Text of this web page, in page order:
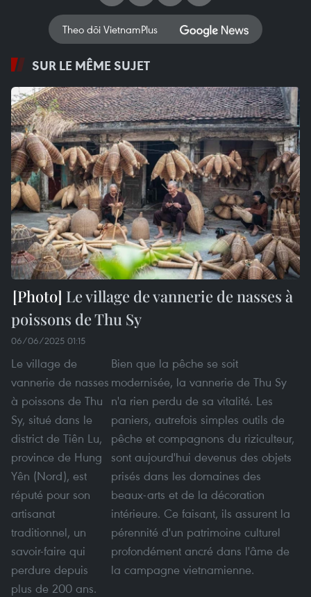
Theo dõi VietnamPlus
SUR LE MÊME SUJET
Le village de vannerie de nasses à
poissons de Thu Sy
06/06/2025 01:15
Le village de
vannerie de nasses
à poissons de Thu
Sy, situé dans le
district de Tiên Lu,
province de Hung
Yên (Nord), est
réputé pour son
artisanat
traditionnel, un
savoir-faire qui
perdure depuis
plus de 200 ans.
Bien que la pêche se soit
modernisée, la vannerie de Thu Sy
n'a rien perdu de sa vitalité. Les
paniers, autrefois simples outils de
pêche et compagnons du riziculteur,
sont aujourd'hui devenus des objets
prisés dans les domaines des
beaux-arts et de la décoration
intérieure. Ce faisant, ils assurent la
pérennité d'un patrimoine culturel
profondément ancré dans l'âme de
la campagne vietnamienne.